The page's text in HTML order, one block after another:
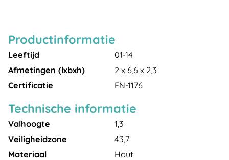
Productinformatie
Leeftijd
01-14
Afmetingen (lxbxh)
2 x 6,6 x 2,3
Certificatie
EN-1176
Technische informatie
Valhoogte
1,3
Veiligheidzone
43,7
Materiaal
Hout